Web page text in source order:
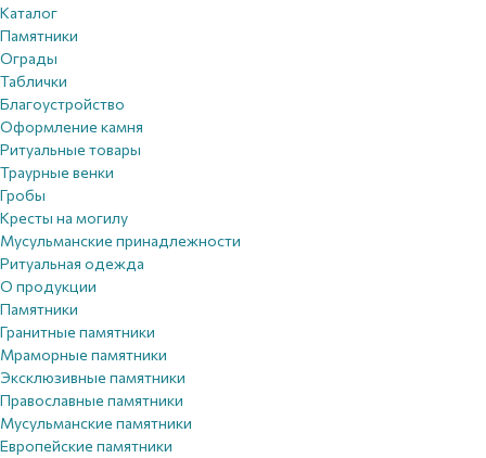
Каталог
Памятники
Ограды
Таблички
Благоустройствo
Оформление камня
Ритуальные товары
Траурные венки
Гробы
Кресты на могилу
Мусульманские принадлежности
Ритуальная одежда
О продукции
Памятники
Гранитные памятники
Мраморные памятники
Эксклюзивные памятники
Православные памятники
Мусульманские памятники
Европейские памятники